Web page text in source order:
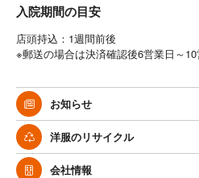
入院期間の目安
店頭持込：1週間前後
※郵送の場合は決済確認後6営業日～10
お知らせ
洋服のリサイクル
会社情報